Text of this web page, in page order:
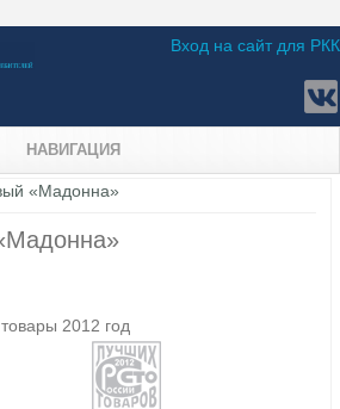
Вход на сайт для РКК
НАВИГАЦИЯ
«Мадонна»
2012 год